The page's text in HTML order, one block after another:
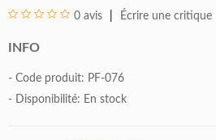
0 avis Écrire une critique
INFO
- Code produit: PF-076
- Disponibilité: En stock